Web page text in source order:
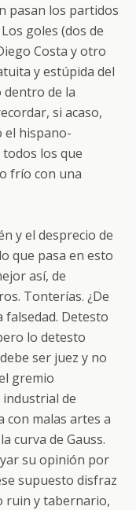
pasan los partidos
goles (dos de
Costa y otro
y estúpida del
de la
si acaso,
el hispano-
los que
frío con una
y el desprecio de
que pasa en esto
así, de
Tonterías. ¿De
falsedad. Detesto
lo detesto
ser juez y no
gremio
de
con malas artes a
curva de Gauss.
su opinión por
supuesto disfraz
ruin y tabernario,